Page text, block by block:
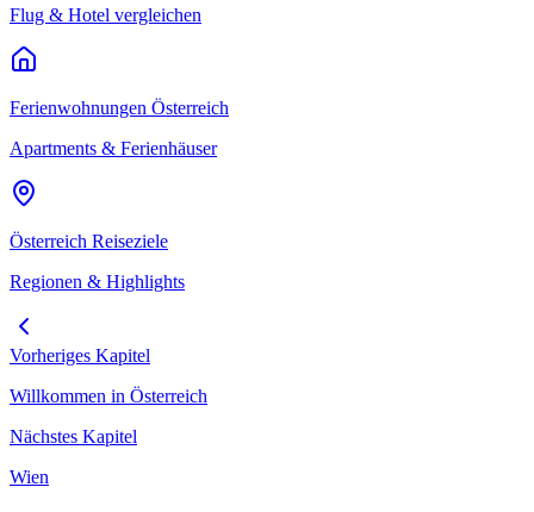
Flug & Hotel vergleichen
Ferienwohnungen Österreich
Apartments & Ferienhäuser
Österreich Reiseziele
Regionen & Highlights
Vorheriges Kapitel
Willkommen in Österreich
Nächstes Kapitel
Wien